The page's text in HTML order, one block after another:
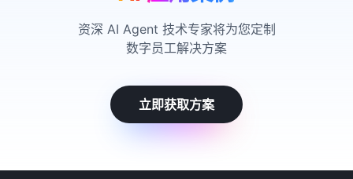
资深 AI Agent 技术专家将为您定制
数字员工解决方案
立即获取方案